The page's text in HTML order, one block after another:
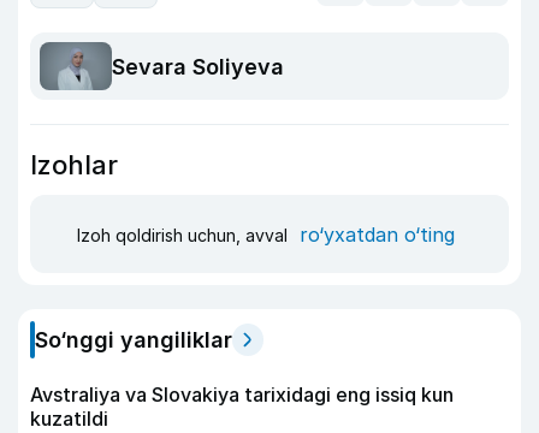
Sevara Soliyeva
Izohlar
Izoh qoldirish uchun, avval ro‘yxatdan o‘ting
So‘nggi yangiliklar
Avstraliya va Slovakiya tarixidagi eng issiq kun
kuzatildi